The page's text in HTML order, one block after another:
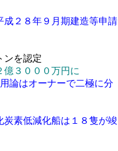
成２８年９月期建造等申請
ンを認定
億３０００万円に
論はオーナーで二極に分
炭素低減化船は１８隻が竣